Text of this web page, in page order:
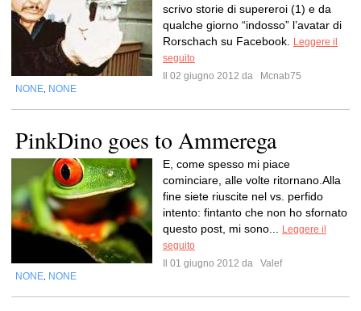
scrivo storie di supereroi (1) e da
qualche giorno “indosso” l’avatar di
Rorschach su Facebook.
Leggere il
seguito
Il 02 giugno 2012 da
Mcnab75
NONE NONE
PinkDino goes to Ammerega
E, come spesso mi piace
cominciare, alle volte ritornano.Alla
fine siete riuscite nel vs. perfido
intento: fintanto che non ho sfornato
questo post, mi sono...
Leggere il
seguito
Il 01 giugno 2012 da
Valef
NONE NONE